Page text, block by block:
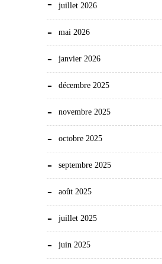
juillet 2026
mai 2026
janvier 2026
décembre 2025
novembre 2025
octobre 2025
septembre 2025
août 2025
juillet 2025
juin 2025